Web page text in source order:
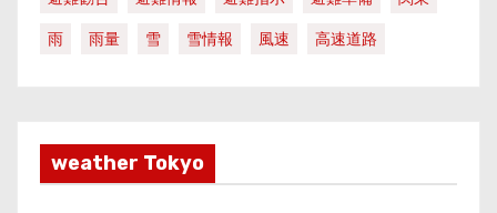
雨
雨量 雪 雪情報 風速 高速道路
weather Tokyo